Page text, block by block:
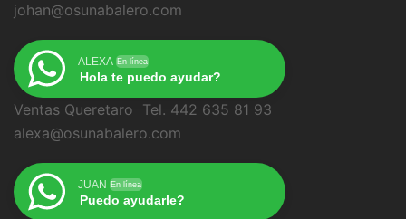
johan@osunabalero.com
ALEXA En línea
Hola te puedo ayudar?
Ventas Queretaro Tel. 442 635 81 93
alexa@osunabalero.com
JUAN En línea
Puedo ayudarle?